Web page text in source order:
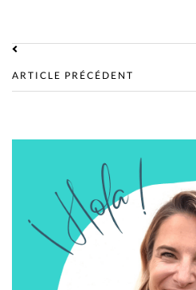
ARTICLE PRÉCÉDENT